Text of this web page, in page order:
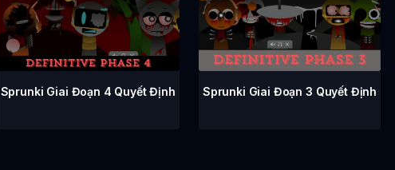
Sprunki Giai Đoạn 4 Quyết Định Sprunki Giai Đoạn 3 Quyết Định